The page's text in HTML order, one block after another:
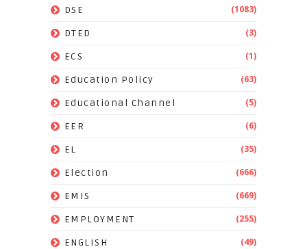
DSE (1083)
DTED (3)
ECS (1)
Education Policy (63)
Educational Channel (5)
EER (6)
EL (35)
Election (666)
EMIS (669)
EMPLOYMENT (255)
ENGLISH (49)